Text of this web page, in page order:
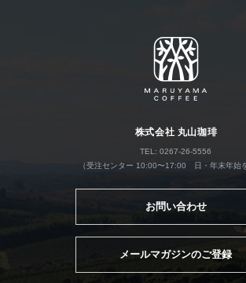
株式会社 丸山珈琲
TEL: 0267-26-5556
（受注センター 10:00〜17:00 日・年末年始
お問い合わせ
メールマガジンのご登録